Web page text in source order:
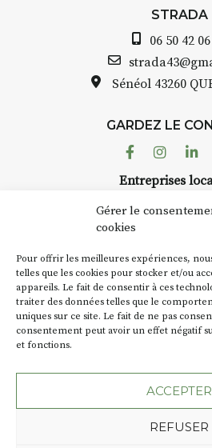
Gérer le
cookies
Pour offrir les meilleures expériences,
telles que les cookies pour stocker et/ou
appareils. Le fait de consentir à ces
traiter des données telles que le
uniques sur ce site. Le fait de ne pas
consentement peut avoir un effet négatif
et fonctions.
ACCEPTER
REFUSER
avez ouvert
Auzon…
Bernard
pas une
dans le
caves, les
Fumoir est
d’autres
la Petite
exemple,
Charbon
« off » du
SA D’où
BT C’est le
les actes de
STRADA
06 50 42
Sénéol 43260
GARDEZ LE
Facebook
Entreprises
Suivez toute l'actu